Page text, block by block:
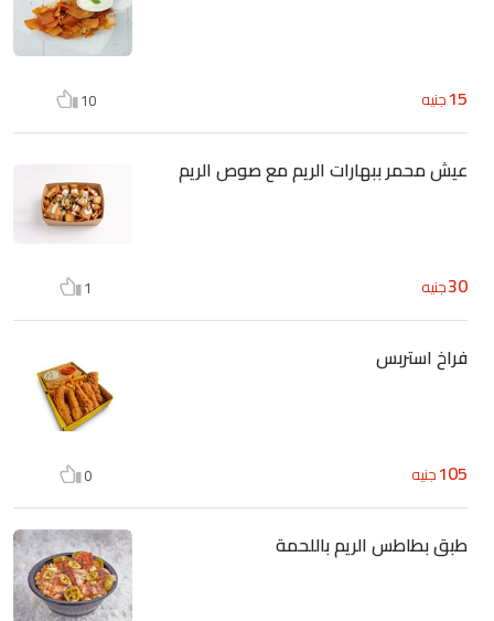
15جنيه 10
عيش محمر ببهارات الريم مع صوص الريم
30جنيه 1
فراخ استربس
105جنيه 0
طبق بطاطس الريم باللحمة